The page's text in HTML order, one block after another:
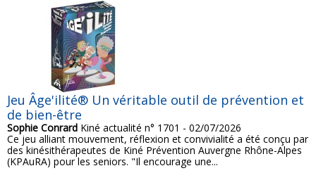
Jeu Âge'ilité® Un véritable outil de prévention et
de bien-être
Sophie Conrard Kiné actualité n° 1701 - 02/07/2026
Ce jeu alliant mouvement, réflexion et convivialité a été conçu par
des kinésithérapeutes de Kiné Prévention Auvergne Rhône-Alpes
(KPAuRA) pour les seniors. "Il encourage une...